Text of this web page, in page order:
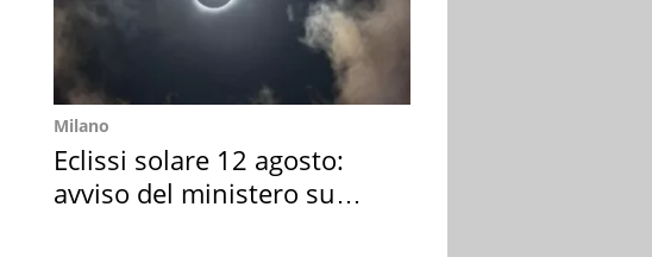
Milano
Eclissi solare 12 agosto:
avviso del ministero su